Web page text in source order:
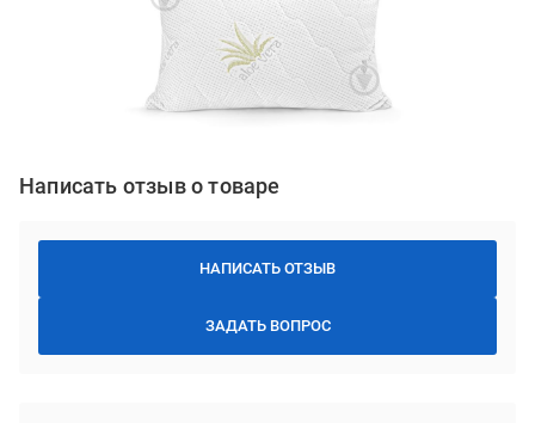
Написать отзыв о товаре
НАПИСАТЬ ОТЗЫВ
ЗАДАТЬ ВОПРОС